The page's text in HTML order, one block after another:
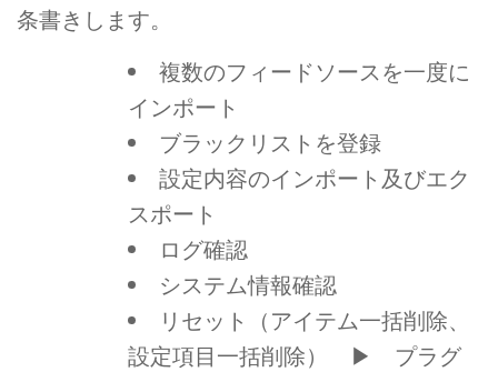
条書きします。
複数のフィードソースを一度に
インポート
ブラックリストを登録
設定内容のインポート及びエク
スポート
ログ確認
システム情報確認
リセット（アイテム一括削除、
設定項目一括削除） ▶ プラグ